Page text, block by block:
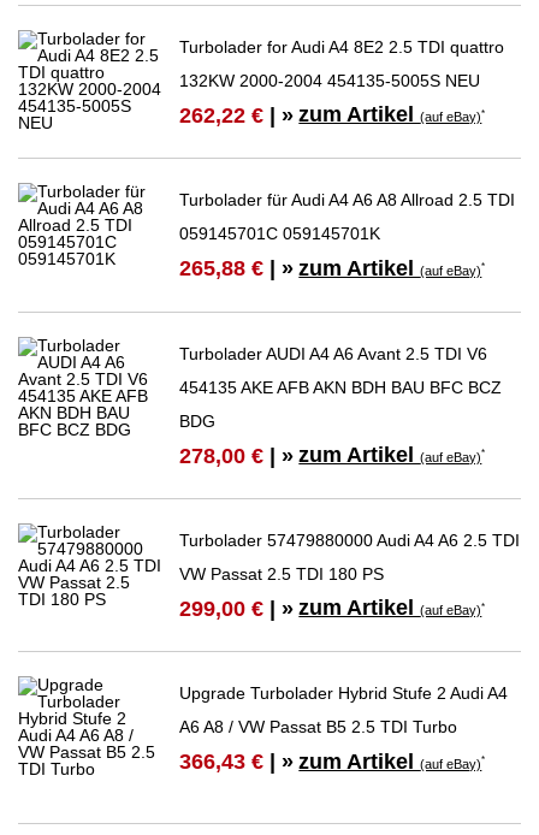
Turbolader for Audi A4 8E2 2.5 TDI quattro
132KW 2000-2004 454135-5005S NEU
262,22 € | » zum Artikel(auf eBay)*
Turbolader für Audi A4 A6 A8 Allroad 2.5 TDI
059145701C 059145701K
265,88 € | » zum Artikel(auf eBay)*
Turbolader AUDI A4 A6 Avant 2.5 TDI V6
454135 AKE AFB AKN BDH BAU BFC BCZ
BDG
278,00 € | » zum Artikel(auf eBay)*
Turbolader 57479880000 Audi A4 A6 2.5 TDI
VW Passat 2.5 TDI 180 PS
299,00 € | » zum Artikel(auf eBay)*
Upgrade Turbolader Hybrid Stufe 2 Audi A4
A6 A8 / VW Passat B5 2.5 TDI Turbo
366,43 € | » zum Artikel(auf eBay)*